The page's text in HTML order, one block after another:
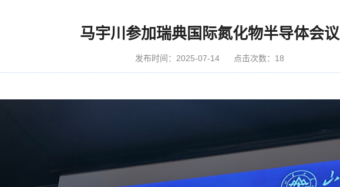
马宇川参加瑞典国际氮化物半导体会议
发布时间：2025-07-14 点击次数： 18